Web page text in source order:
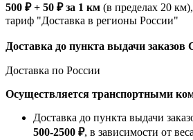
500 ₽ + 50 ₽ за 1 км (в пределах 20
тариф "Доставка в регионы России"
Доставка до пункта выдачи
Доставка по России
Осуществляется транспортными
Доставка до пункта выдачи
500-2500 ₽, в зависимости от